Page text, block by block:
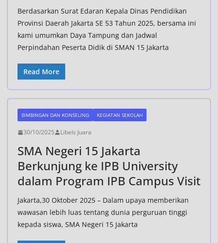
Berdasarkan Surat Edaran Kepala Dinas Pendidikan
Provinsi Daerah Jakarta SE 53 Tahun 2025, bersama ini
kami umumkan Daya Tampung dan Jadwal
Perpindahan Peserta Didik di SMAN 15 Jakarta
Read More
BIMBINGAN DAN KONSELING KEGIATAN SEKOLAH
30/10/2025 Libels Juara
SMA Negeri 15 Jakarta
Berkunjung ke IPB University
dalam Program IPB Campus Visit
Jakarta,30 Oktober 2025 – Dalam upaya memberikan
wawasan lebih luas tentang dunia perguruan tinggi
kepada siswa, SMA Negeri 15 Jakarta